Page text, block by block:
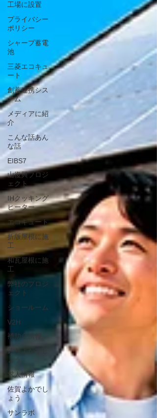
工場に設置
プライバシー
ポリシー
シャープ蓄電
池
三菱エコキュ
ート
創蓄連携シス
テム
メディアに紹
介
こんな話あん
な話
EIBS7
山復興プロジ
ェクト
IHクッキング
ヒーター
エコキュート
折版屋根に施
工
和瓦屋根に施
工
弊社のプロジ
ェクト
ショールーム
V2H
補助金情報
釣りよかでし
ょう
求人情報
佐賀よかでし
ょう
サンラボ